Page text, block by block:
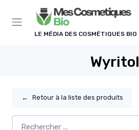
LE MÉDIA DES COSMÉTIQUES BIO
Wyritol
← Retour à la liste des produits
Panneau de gestion des cookies